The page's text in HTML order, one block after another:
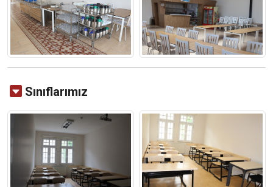
Sınıflarımız